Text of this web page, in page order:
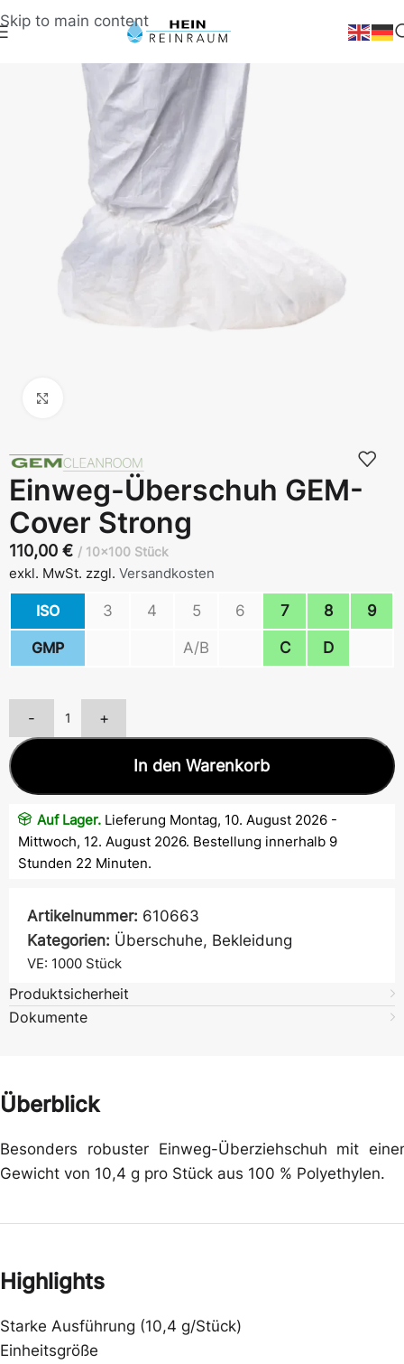
Skip to main content
Einweg-Überschuh GEM-
Cover Strong
110,00 € 10x100 Stück
exkl. MwSt. zzgl. Versandkosten
ISO 3 4 5 6 7 8 9
GMP A/B C D
- +
In den Warenkorb
Auf Lager. Lieferung Montag, 10. August 2026 -
Mittwoch, 12. August 2026. Bestellung innerhalb 9
Stunden 22 Minuten.
Artikelnummer: 610663
Kategorien: Überschuhe, Bekleidung
VE: 1000 Stück
Produktsicherheit
Dokumente
Überblick
Besonders robuster Einweg-Überziehschuh mit
Gewicht von 10,4 g pro Stück aus 100 % Polyethylen.
Highlights
Starke Ausführung (10,4 g/Stück)
Einheitsgröße